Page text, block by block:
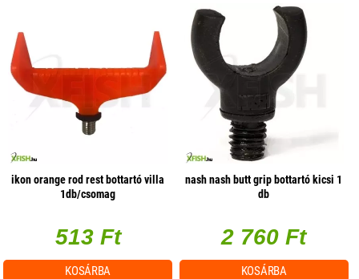
ikon orange rod rest bottartó villa
1db/csomag
513 Ft
KOSÁRBA
nash nash butt grip bottartó kicsi 1
db
2 760 Ft
KOSÁRBA